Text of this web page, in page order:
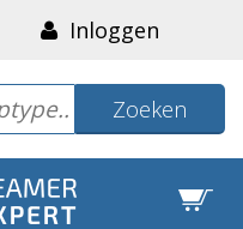
Inloggen
Zoeken